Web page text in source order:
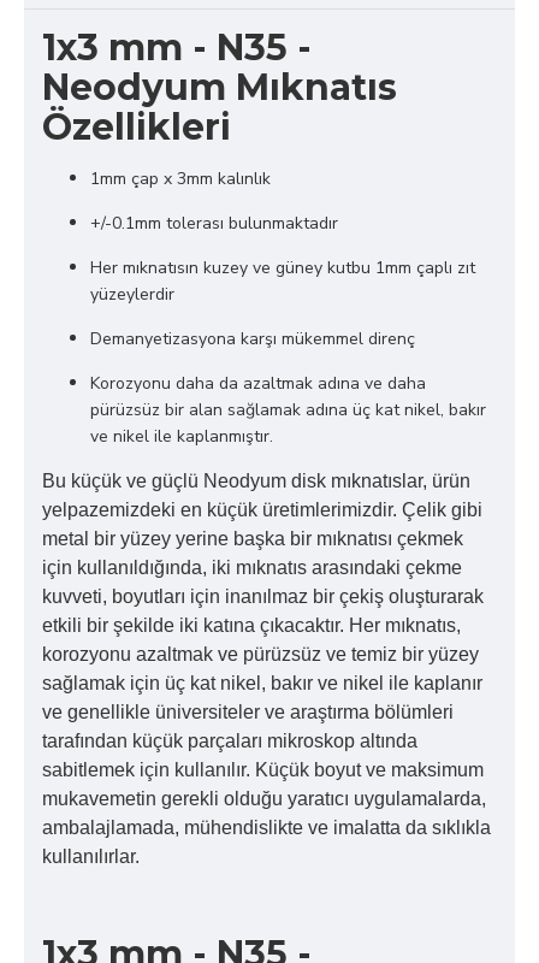
1x3 mm - N35 -
Neodyum Mıknatıs
Özellikleri
1mm çap x 3mm kalınlık
+/-0.1mm tolerası bulunmaktadır
Her mıknatısın kuzey ve güney kutbu 1mm çaplı zıt
yüzeylerdir
Demanyetizasyona karşı mükemmel direnç
Korozyonu daha da azaltmak adına ve daha
pürüzsüz bir alan sağlamak adına üç kat nikel, bakır
ve nikel ile kaplanmıştır.
Bu küçük ve güçlü Neodyum disk mıknatıslar, ürün
yelpazemizdeki en küçük üretimlerimizdir. Çelik gibi
metal bir yüzey yerine başka bir mıknatısı çekmek
için kullanıldığında, iki mıknatıs arasındaki çekme
kuvveti, boyutları için inanılmaz bir çekiş oluşturarak
etkili bir şekilde iki katına çıkacaktır. Her mıknatıs,
korozyonu azaltmak ve pürüzsüz ve temiz bir yüzey
sağlamak için üç kat nikel, bakır ve nikel ile kaplanır
ve genellikle üniversiteler ve araştırma bölümleri
tarafından küçük parçaları mikroskop altında
sabitlemek için kullanılır. Küçük boyut ve maksimum
mukavemetin gerekli olduğu yaratıcı uygulamalarda,
ambalajlamada, mühendislikte ve imalatta da sıklıkla
kullanılırlar.
1x3 mm - N35 -